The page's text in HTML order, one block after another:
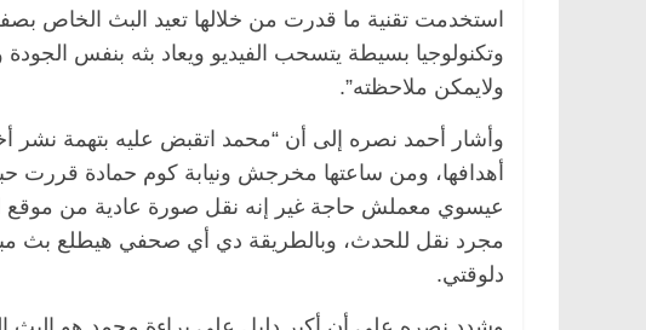
وتكنولوجيا بسيطة يتسحب الفيديو ويعاد بثه بنفس
ولايمكن ملاحظته”.
وأشار أحمد نصره إلى أن “محمد اتقبض عليه بتهمة
أهدافها، ومن ساعتها مخرجش ونيابة كوم حمادة قررت
عيسوي معملش حاجة غير إنه نقل صورة عادية من موقع
مجرد نقل للحدث، وبالطريقة دي أي صحفي هيطلع بث
دلوقتي.